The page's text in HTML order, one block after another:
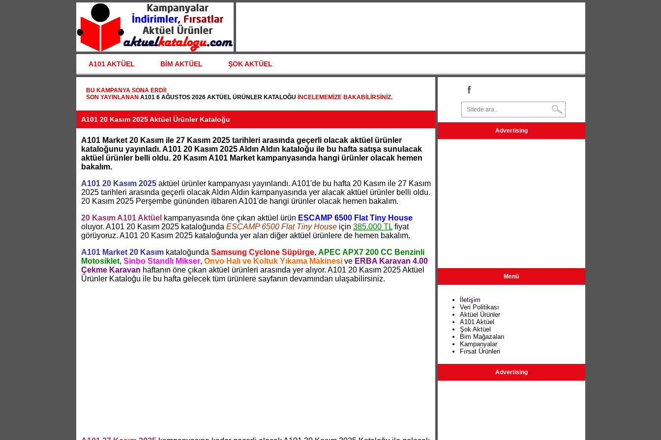
A101 AKTÜEL BİM AKTÜEL ŞOK AKTÜEL
BU KAMPANYA SONA ERDI!
SON YAYINLANAN A101 6 AĞUSTOS 2026 AKTÜEL ÜRÜNLER KATALOĞU INCELEMEMIZE BAKABILIRSINIZ.
A101 20 Kasım 2025 Aktüel Ürünler Kataloğu
A101 Market 20 Kasım ile 27 Kasım 2025 tarihleri arasında geçerli olacak aktüel ürünler
kataloğunu yayınladı. A101 20 Kasım 2025 Aldın Aldın kataloğu ile bu hafta satışa sunulacak
aktüel ürünler belli oldu. 20 Kasım A101 Market kampanyasında hangi ürünler olacak hemen
bakalım.
A101 20 Kasım 2025aktüel ürünler kampanyası yayınlandı. A101'de bu hafta 20 Kasım ile 27 Kasım
2025 tarihleri arasında geçerli olacak Aldın Aldın kampanyasında yer alacak aktüel ürünler belli oldu.
20 Kasım 2025 Perşembe gününden itibaren A101'de hangi ürünler olacak hemen bakalım.
20 Kasım A101 Aktüel kampanyasında öne çıkan aktüel ürün ESCAMP 6500 Flat Tiny House
oluyor. A101 20 Kasım 2025 kataloğunda ESCAMP 6500 Flat Tiny Houseiçin 385.000 TLfiyat
görüyoruz. A101 20 Kasım 2025 kataloğunda yer alan diğer aktüel ürünlere de hemen bakalım.
A101 Market 20 Kasımkataloğunda Samsung Cyclone Süpürge, APEC APX7 200 CC Benzinli
Motosiklet, Sinbo Standlı Mikser, Onvo Halı ve Koltuk Yıkama Makinesive ERBA Karavan 4.00
Çekme Karavan haftanın öne çıkan aktüel ürünleri arasında yer alıyor. A101 20 Kasım 2025 Aktüel
Ürünler Kataloğu ile bu hafta gelecek tüm ürünlere sayfanın devamından ulaşabilirsiniz.
Advertising
Menü
İletişim
Veri Politikası
Aktüel Ürünler
A101 Aktüel
Şok Aktüel
Bim Mağazaları
Kampanyalar
Fırsat Ürünleri
Advertising